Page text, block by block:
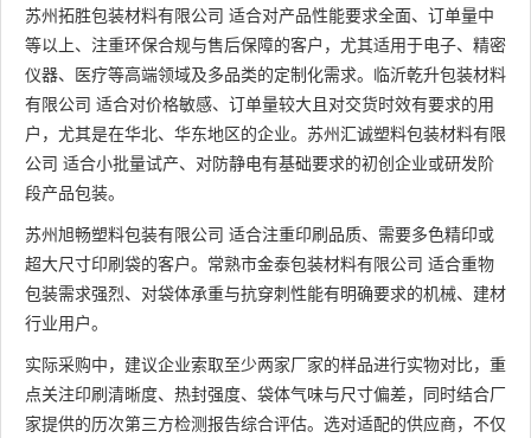
苏州拓胜包装材料有限公司 适合对产品性能要求全面、订单量中
等以上、注重环保合规与售后保障的客户，尤其适用于电子、精密
仪器、医疗等高端领域及多品类的定制化需求。临沂乾升包装材料
有限公司 适合对价格敏感、订单量较大且对交货时效有要求的用
户，尤其是在华北、华东地区的企业。苏州汇诚塑料包装材料有限
公司 适合小批量试产、对防静电有基础要求的初创企业或研发阶
段产品包装。
苏州旭畅塑料包装有限公司 适合注重印刷品质、需要多色精印或
超大尺寸印刷袋的客户。常熟市金泰包装材料有限公司 适合重物
包装需求强烈、对袋体承重与抗穿刺性能有明确要求的机械、建材
行业用户。
实际采购中，建议企业索取至少两家厂家的样品进行实物对比，重
点关注印刷清晰度、热封强度、袋体气味与尺寸偏差，同时结合厂
家提供的历次第三方检测报告综合评估。选对适配的供应商，不仅